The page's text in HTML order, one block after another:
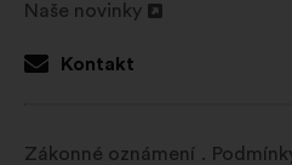
Naše novinky
na
Kontakt
Zákonné oznámení